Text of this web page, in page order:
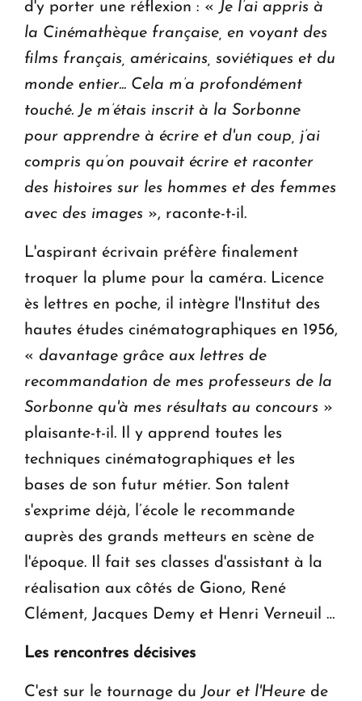
d'y porter une réflexion : « Je l’ai appris à
la Cinémathèque française, en voyant des
films français, américains, soviétiques et du
monde entier... Cela m’a profondément
touché. Je m’étais inscrit à la Sorbonne
pour apprendre à écrire et d'un coup, j’ai
compris qu’on pouvait écrire et raconter
des histoires sur les hommes et des femmes
avec des images », raconte-t-il.
L'aspirant écrivain préfère finalement
troquer la plume pour la caméra. Licence
ès lettres en poche, il intègre l'Institut des
hautes études cinématographiques en 1956,
« davantage grâce aux lettres de
recommandation de mes professeurs de la
Sorbonne qu'à mes résultats au concours »
plaisante-t-il. Il y apprend toutes les
techniques cinématographiques et les
bases de son futur métier. Son talent
s'exprime déjà, l’école le recommande
auprès des grands metteurs en scène de
l'époque. Il fait ses classes d'assistant à la
réalisation aux côtés de Giono, René
Clément, Jacques Demy et Henri Verneuil …
Les rencontres décisives
C'est sur le tournage du Jour et l'Heure de